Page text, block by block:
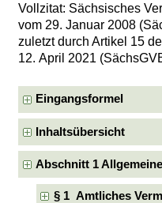
Vollzitat: Sächsisches
vom 29. Januar 2008
zuletzt durch Artikel 15
12. April 2021
Eingangsformel
Inhaltsübersicht
Abschnitt 1
§ 1 Amtliches